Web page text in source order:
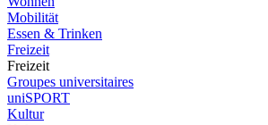
Mobilität
Essen & Trinken
Freizeit
Freizeit
Groupes universitaires
uniSPORT
Kultur